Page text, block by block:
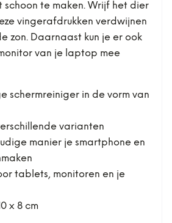
te maken. Wrijf het dier
vingerafdrukken verdwijnen
zon. Daarnaast kun je er ook
van je laptop mee
schermreiniger in de vorm van
varianten
manier je smartphone en
tablets, monitoren en je
x 8 cm